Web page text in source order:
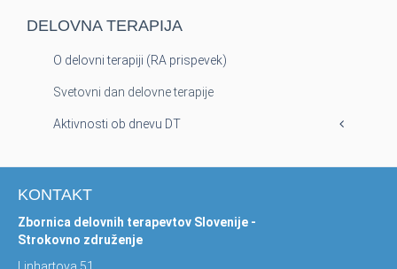
DELOVNA TERAPIJA
O delovni terapiji (RA prispevek)
Svetovni dan delovne terapije
Aktivnosti ob dnevu DT
KONTAKT
Zbornica delovnih terapevtov Slovenije -
Strokovno združenje